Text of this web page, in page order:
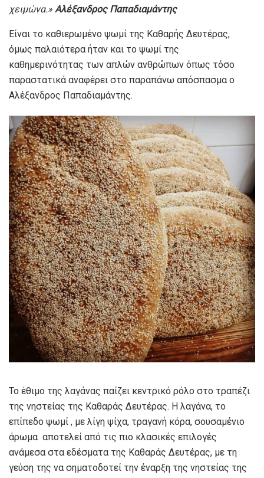
χειμώνα.» Αλέξανδρος Παπαδιαμάντης
Είναι το καθιερωμένο ψωμί της Καθαρής Δευτέρας,
όμως παλαιότερα ήταν και το ψωμί της
καθημερινότητας των απλών ανθρώπων όπως τόσο
παραστατικά αναφέρει στο παραπάνω απόσπασμα ο
Αλέξανδρος Παπαδιαμάντης.
Το έθιμο της λαγάνας παίζει κεντρικό ρόλο στο τραπέζι
της νηστείας της Καθαράς Δευτέρας. Η λαγάνα, το
επίπεδο ψωμί , με λίγη ψίχα, τραγανή κόρα, σουσαμένιο
άρωμα αποτελεί από τις πιο κλασικές επιλογές
ανάμεσα στα εδέσματα της Καθαράς Δευτέρας, με τη
γεύση της να σηματοδοτεί την έναρξη της νηστείας της